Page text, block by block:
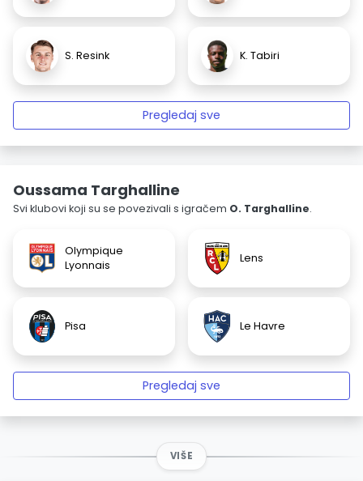
S. Resink K. Tabiri
Pregledaj sve
Oussama Targhalline
Svi klubovi koji su se povezivali s igračem O. Targhalline.
Olympique
Lyonnais
Lens
Pisa Le Havre
Pregledaj sve
VIŠE